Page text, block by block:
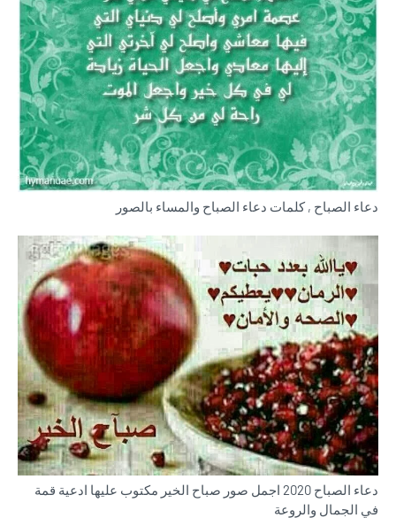
دعاء الصباح , كلمات دعاء الصباح والمساء بالصور
دعاء الصباح 2020 اجمل صور صباح الخير مكتوب عليها ادعية قمة
في الجمال والروعة